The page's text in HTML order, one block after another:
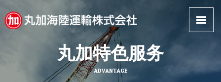
丸加国际物
丸加特色服务
ADVANTAGE